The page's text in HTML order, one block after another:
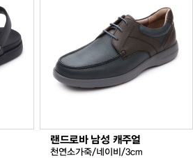
랜드로바 남성 캐주얼
천연소가죽/네이비/3cm